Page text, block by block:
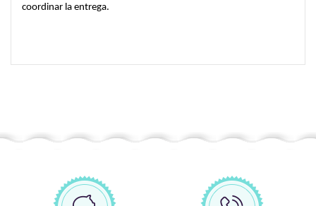
coordinar la entrega.